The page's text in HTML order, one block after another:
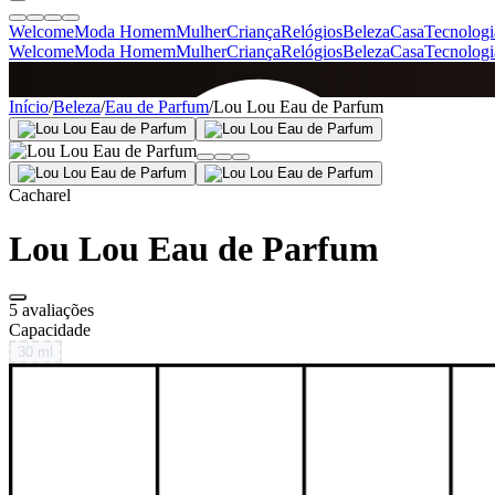
WelcomeModa HomemMulherCriançaRelógiosBelezaCasa
WelcomeModa HomemMulherCriançaRelógiosBelezaCasa
SINCE 2005
+de 36.000 reviews
Início/Beleza/Eau de Parfum/Lou Lou Eau de Parfum
Cacharel
Lou Lou Eau de Parfum
5 avaliações
Capacidade
30 ml